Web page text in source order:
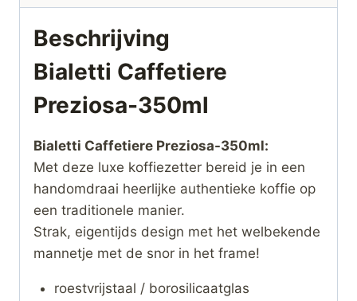
Beschrijving
Bialetti Caffetiere
Preziosa-350ml
Bialetti Caffetiere Preziosa-350ml:
Met deze luxe koffiezetter bereid je in een
handomdraai heerlijke authentieke koffie op
een traditionele manier.
Strak, eigentijds design met het welbekende
mannetje met de snor in het frame!
roestvrijstaal / borosilicaatglas